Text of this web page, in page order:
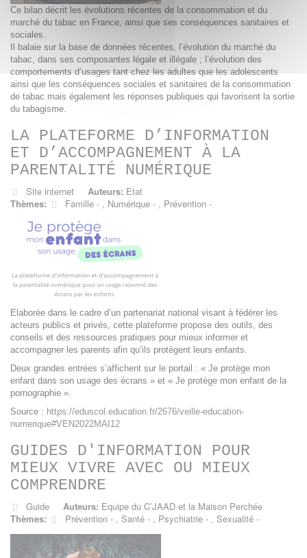
Ce bilan décrit les évolutions récentes de la consommation et du
marché du tabac en France, ainsi que ses conséquences sanitaires et
sociales.
Il balaie sur la base de données récentes, l’évolution du marché du
tabac, dans ses composantes légale et illégale ; l’évolution des
comportements d’usages tant chez les adultes que les adolescents
ainsi que les conséquences sociales et sanitaires de la consommation
de tabac mais également les réponses publiques qui favorisent la sortie
du tabagisme.
LA PLATEFORME D’INFORMATION
ET D’ACCOMPAGNEMENT À LA
PARENTALITÉ NUMÉRIQUE
Site internet Auteurs: Etat
Thèmes:
Famille , Numérique , Prévention
Elaborée dans le cadre d’un partenariat national visant à fédérer les
acteurs publics et privés, cette plateforme propose des outils, des
conseils et des ressources pratiques pour mieux informer et
accompagner les parents afin qu’ils protègent leurs enfants.
Deux grandes entrées s’affichent sur le portail : « Je protège mon
enfant dans son usage des écrans » et « Je protège mon enfant de la
pornographie ».
Source : https://eduscol.education.fr/2676/veille-education-
numerique#VEN2022MAI12
GUIDES D'INFORMATION POUR
MIEUX VIVRE AVEC OU MIEUX
COMPRENDRE
Guide Auteurs: Equipe du C’JAAD et la Maison Perchée
Thèmes:
Prévention , Santé , Psychiatrie , Sexualité